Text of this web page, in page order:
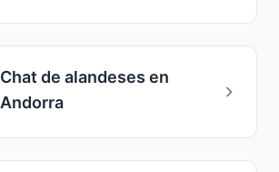
Chat de alandeses en
Andorra